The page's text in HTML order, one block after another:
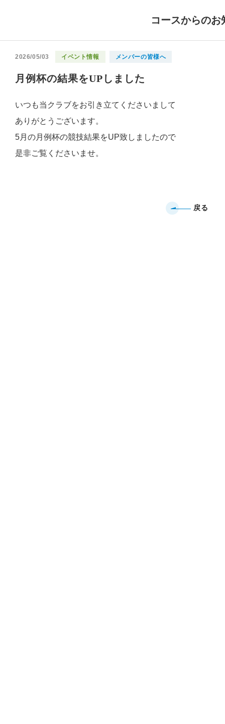
コースからのお
2026/05/03 イベント情報 メンバーの皆様へ
月例杯の結果をUPしました
いつも当クラブをお引き立てくださいまして
ありがとうございます。
5月の月例杯の競技結果をUP致しましたので
是非ご覧くださいませ。
戻る